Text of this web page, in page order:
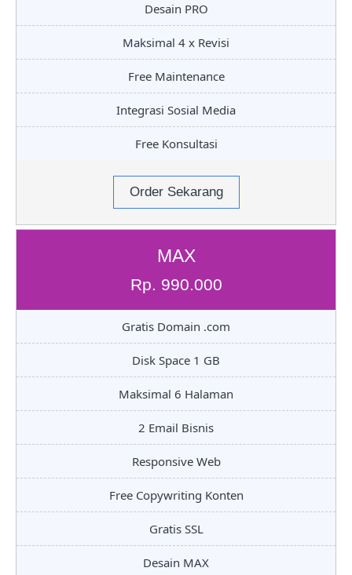
Desain PRO
Maksimal 4 x Revisi
Free Maintenance
Integrasi Sosial Media
Free Konsultasi
Order Sekarang
MAX
Rp. 990.000
Gratis Domain .com
Disk Space 1 GB
Maksimal 6 Halaman
2 Email Bisnis
Responsive Web
Free Copywriting Konten
Gratis SSL
Desain MAX